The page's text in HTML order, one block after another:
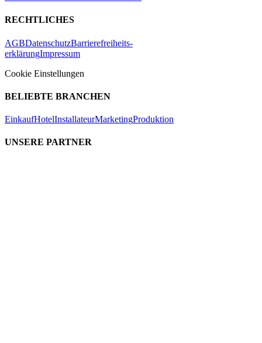
RECHTLICHES
AGBDatenschutzBarrierefreiheits-
erklärungImpressum
Cookie Einstellungen
BELIEBTE BRANCHEN
EinkaufHotelInstallateurMarketingProduktion
UNSERE PARTNER